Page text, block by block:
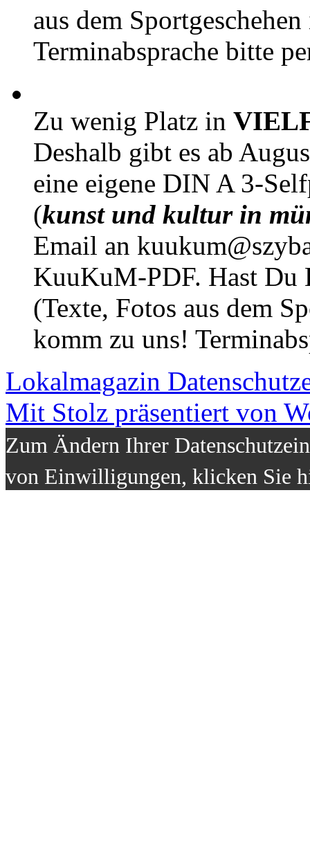
aus dem
Terminabsprache bitte
Zu wenig Platz in
Deshalb gibt es ab
eine eigene DIN A 3-
(kunst und kultur in
Email an
KuuKuM-PDF. Hast Du
(Texte, Fotos aus dem
komm zu uns!
Lokalmagazin
Mit Stolz präsentiert von
Zum Ändern Ihrer
von Einwilligungen, klicken Sie